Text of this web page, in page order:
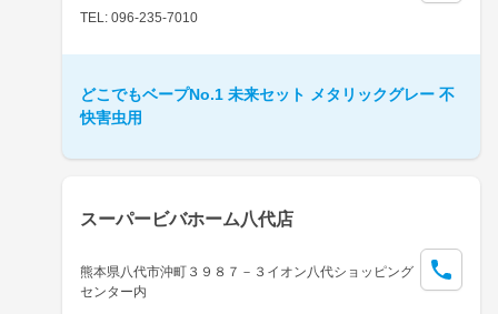
TEL: 096-235-7010
どこでもベープNo.1 未来セット メタリックグレー 不
快害虫用
スーパービバホーム八代店
熊本県八代市沖町３９８７－３イオン八代ショッピング
センター内